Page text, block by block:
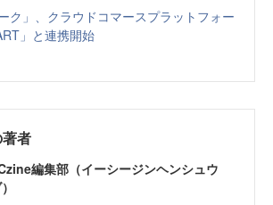
ク」、クラウドコマースプラットフォー
」と連携開始
者
編集部（イーシージンヘンシュウ